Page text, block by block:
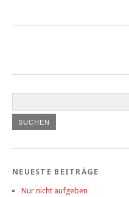
NEUESTE BEITRÄGE
Nur nicht aufgeben